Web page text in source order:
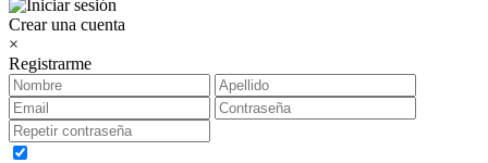
Crear una cuenta
×
Registrarme